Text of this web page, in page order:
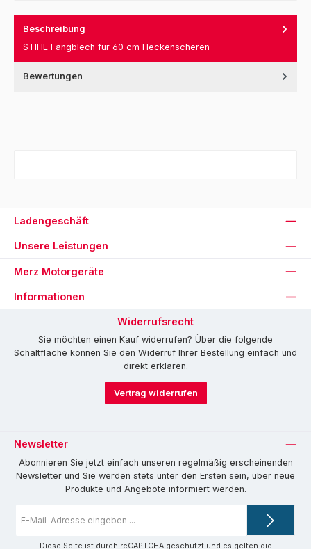
Beschreibung
STIHL Fangblech für 60 cm Heckenscheren
Bewertungen
Ladengeschäft
Unsere Leistungen
Merz Motorgeräte
Informationen
Widerrufsrecht
Sie möchten einen Kauf widerrufen? Über die folgende
Schaltfläche können Sie den Widerruf Ihrer Bestellung einfach und
direkt erklären.
Vertrag widerrufen
Newsletter
Abonnieren Sie jetzt einfach unseren regelmäßig erscheinenden
Newsletter und Sie werden stets unter den Ersten sein, über neue
Produkte und Angebote informiert werden.
Mail-
Diese Seite ist durch reCAPTCHA geschützt und es gelten die